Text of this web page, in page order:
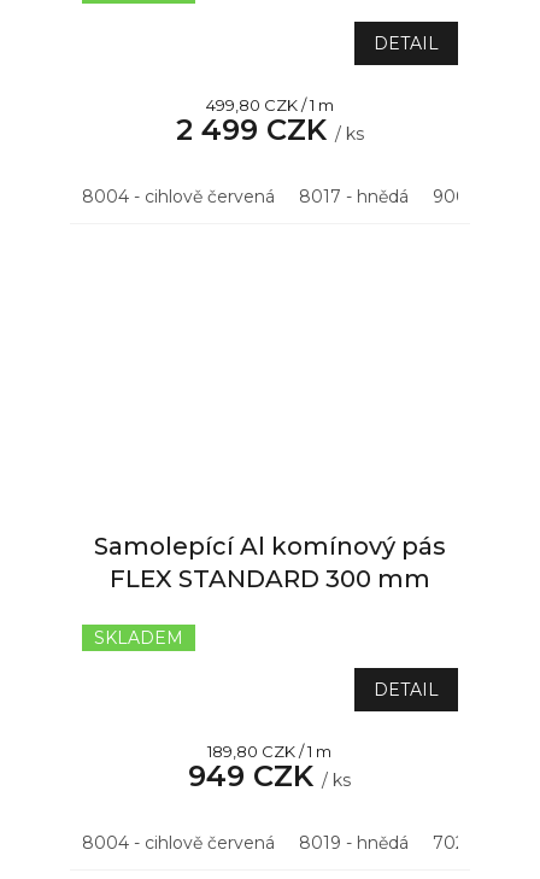
2 499 CZK / ks
Měrná
cena:
499,80 CZK / 1 m
DETAIL
8004 - cihlově červená 8017 - hnědá 9005 - černá
Samolepící Al komínový pás
FLEX STANDARD 300 mm
hodnocení
z
5
SKLADEM
949 CZK/ ks
Měrná
cena:
189,80 CZK / 1 m
DETAIL
8004 - cihlově červená 8019 - hnědá 7021 -